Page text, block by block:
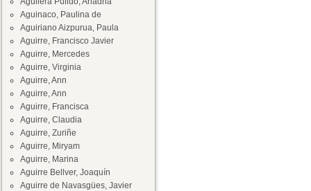
Aguinaco, Paulina de
Aguiriano Aizpurua, Paula
Aguirre, Francisco Javier
Aguirre, Mercedes
Aguirre, Virginia
Aguirre, Ann
Aguirre, Ann
Aguirre, Francisca
Aguirre, Claudia
Aguirre, Zuriñe
Aguirre, Miryam
Aguirre, Marina
Aguirre Bellver, Joaquín
Aguirre de Navasgües, Javier